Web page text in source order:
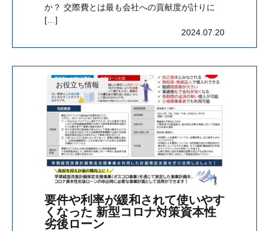
か？ 交際費とは最も会社への貢献度が計りに
[…]
2024.07.20
お役立ち情報
要件や利率が緩和されて使いやす
くなった 新型コロナ対策資本性
劣後ローン